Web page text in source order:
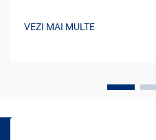
VEZI MAI MULTE